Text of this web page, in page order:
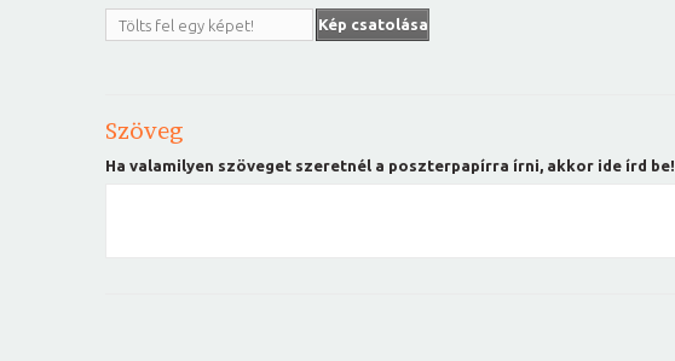
Tölts fel egy képet! Kép csatolása
Szöveg
Ha valamilyen szöveget szeretnél a poszterpapírra írni, akkor ide írd be!